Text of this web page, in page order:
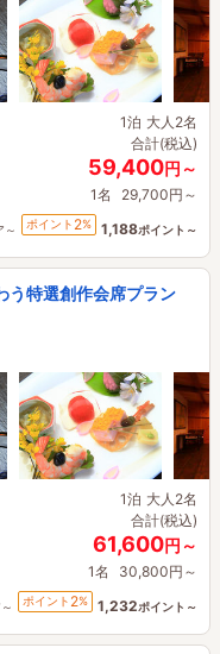
1泊 大人2名
合計(税込)
59,400円～
1名 29,700円～
～ ポイント 2% 1,188ポイント～
う特選創作会席プラン
1泊 大人2名
合計(税込)
61,600円～
1名 30,800円～
ポイント 2% 1,232ポイント～